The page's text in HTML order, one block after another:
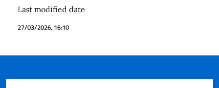
Last modified date
27/03/2026, 16:10